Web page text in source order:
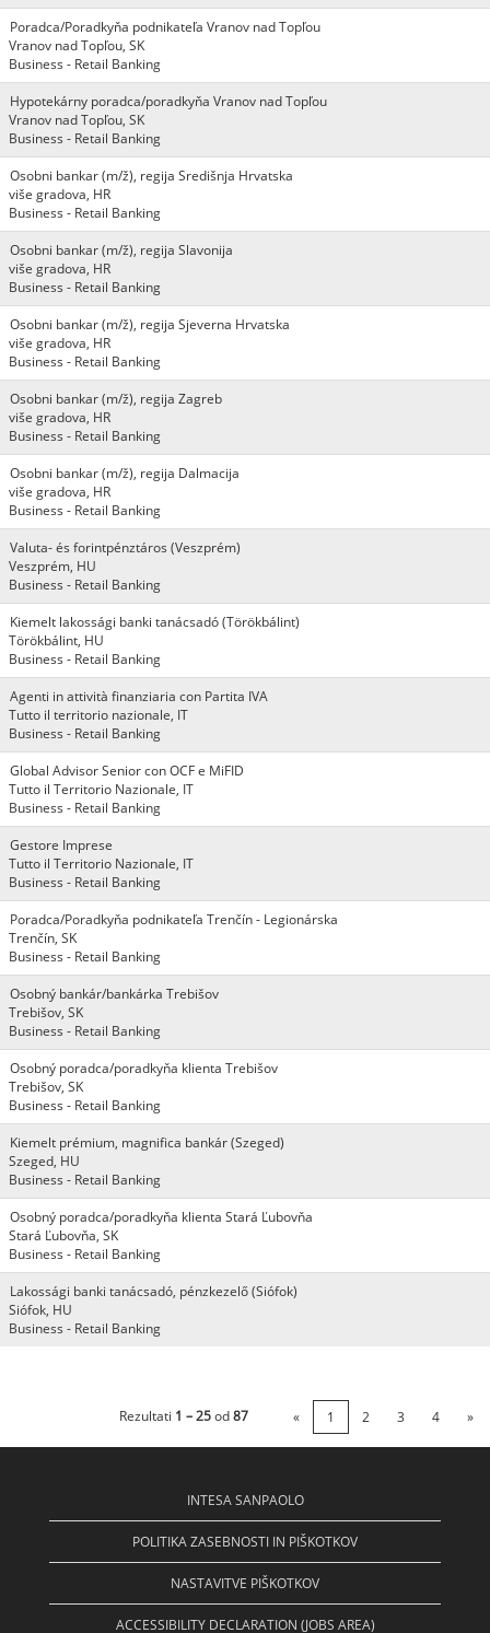
Poradca/Poradkyňa podnikateľa Vranov nad Topľou
Vranov nad Topľou, SK
Business - Retail Banking
Hypotekárny poradca/poradkyňa Vranov nad Topľou
Vranov nad Topľou, SK
Business - Retail Banking
Osobni bankar (m/ž), regija Središnja Hrvatska
više gradova, HR
Business - Retail Banking
Osobni bankar (m/ž), regija Slavonija
više gradova, HR
Business - Retail Banking
Osobni bankar (m/ž), regija Sjeverna Hrvatska
više gradova, HR
Business - Retail Banking
Osobni bankar (m/ž), regija Zagreb
više gradova, HR
Business - Retail Banking
Osobni bankar (m/ž), regija Dalmacija
više gradova, HR
Business - Retail Banking
Valuta- és forintpénztáros (Veszprém)
Veszprém, HU
Business - Retail Banking
Kiemelt lakossági banki tanácsadó (Törökbálint)
Törökbálint, HU
Business - Retail Banking
Agenti in attività finanziaria con Partita IVA
Tutto il territorio nazionale, IT
Business - Retail Banking
Global Advisor Senior con OCF e MiFID
Tutto il Territorio Nazionale, IT
Business - Retail Banking
Gestore Imprese
Tutto il Territorio Nazionale, IT
Business - Retail Banking
Poradca/Poradkyňa podnikateľa Trenčín - Legionárska
Trenčín, SK
Business - Retail Banking
Osobný bankár/bankárka Trebišov
Trebišov, SK
Business - Retail Banking
Osobný poradca/poradkyňa klienta Trebišov
Trebišov, SK
Business - Retail Banking
Kiemelt prémium, magnifica bankár (Szeged)
Szeged, HU
Business - Retail Banking
Osobný poradca/poradkyňa klienta Stará Ľubovňa
Stará Ľubovňa, SK
Business - Retail Banking
Lakossági banki tanácsadó, pénzkezelő (Siófok)
Siófok, HU
Business - Retail Banking
Rezultati 1 – 25od87 « 1 2 3 4 »
INTESA SANPAOLO
POLITIKA ZASEBNOSTI IN PIŠKOTKOV
NASTAVITVE PIŠKOTKOV
ACCESSIBILITY DECLARATION (JOBS AREA)